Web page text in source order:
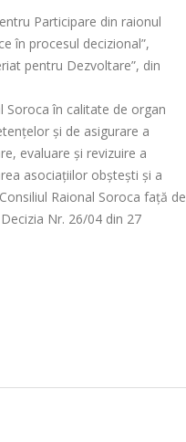
Participare din raionul
în procesul decizional”,
pentru Dezvoltare”, din
Soroca în calitate de organ
și de asigurare a
evaluare și revizuire a
asociațiilor obștești și a
Raional Soroca față de
Nr. 26/04 din 27